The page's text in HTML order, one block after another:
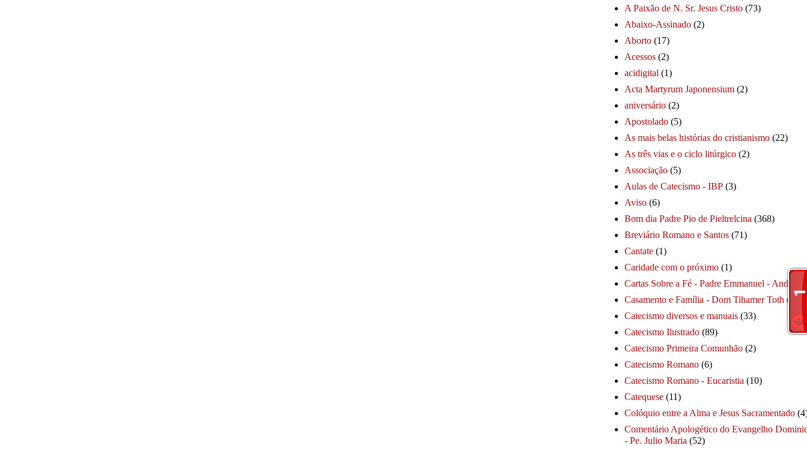
A Paixão de N. Sr. Jesus Cristo (73)
Abaixo-Assinado (2)
Aborto (17)
Acessos (2)
acidigital (1)
Acta Martyrum Japonensium (2)
aniversário (2)
Apostolado (5)
As mais belas histórias do cristianismo (22)
As três vias e o ciclo litúrgico (2)
Associação (5)
Aulas de Catecismo - IBP (3)
Aviso (6)
Bom dia Padre Pio de Pieltrelcina (368)
Breviário Romano e Santos (71)
Cantate (1)
Caridade com o próximo (1)
Cartas Sobre a Fé - Padre Emmanuel - André
Casamento e Família - Dom Tihamer Toth (115)
Catecismo diversos e manuais (33)
Catecismo Ilustrado (89)
Catecismo Primeira Comunhão (2)
Catecismo Romano (6)
Catecismo Romano - Eucaristia (10)
Catequese (11)
Colóquio entre a Alma e Jesus Sacramentado
Comentário Apologético do Evangelho
- Pe. Julio Maria (52)